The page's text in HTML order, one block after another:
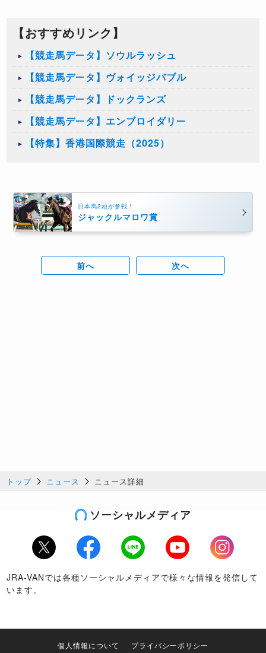
【おすすめリンク】
【競走馬データ】ソウルラッシュ
【競走馬データ】ヴォイッジバブル
【競走馬データ】ドックランズ
【競走馬データ】エンブロイダリー
【特集】香港国際競走（2025）
日本馬2頭が参戦！
ジャックルマロワ賞
前へ 次へ
トップ ニュース ニュース詳細
ソーシャルメディア
Twitter Facebook LINE Youtube
Instagram
JRA-VANでは各種ソーシャルメディアで様々な情報を発信して
います。
個人情報について プライバシーポリシー